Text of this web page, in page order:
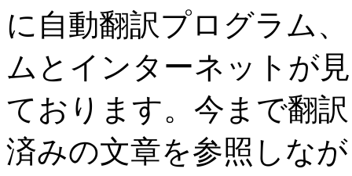
に自動翻訳プログラム
ムとインターネットが
ております。今まで翻
済みの文章を参照しな